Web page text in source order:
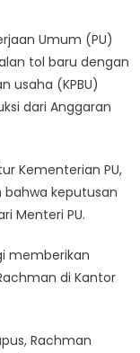
Umum (PU)
tol baru dengan
usaha (KPBU)
dari Anggaran
Kementerian PU,
bahwa keputusan
Menteri PU.
memberikan
di Kantor
Rachman